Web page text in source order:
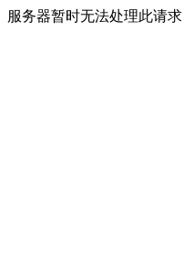
服务器暂时无法处理此请求